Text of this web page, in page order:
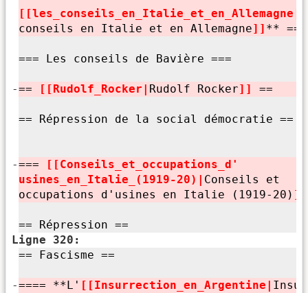
[[les_conseils_en_Italie_et_en_Allemagne|
conseils en Italie et en Allemagne]] **
=== Les conseils de Bavière ===
-== [[Rudolf_Rocker| Rudolf Rocker]] ==
== Répression de la social démocratie ==
-===
[[Conseils_et_occupations_d'
usines_en_Italie_(1919-20)| Conseils et
occupations d' usines en Italie (1919-20)
== Répression ==
Ligne 320:
== Fascisme ==
-==== **L' [[Insurrection_en_Argentine|